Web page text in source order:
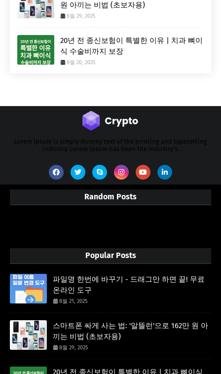
원 아끼는 비법 (초보자용)
8월 29, 2025
20년 전 종신보험이 특별한 이유 | 치과 뼈이
식 수술비까지 보장
8월 20, 2025
Lorem Ipsum is simply dummy text of the printing and typesetting
industry. Lorem Ipsum has been the industry's.
Random Posts
Popular Posts
파일명 한번에 바꾸기 - 드래그만 하면 끝! 무료
온라인 도구
8월 21, 2025
스마트폰 싸게 사는 법: '알뜰런'으로 162만 원 아
끼는 비법 (초보자용)
8월 29, 2025
20년 전 종신보험이 특별한 이유 | 치과 뼈이식